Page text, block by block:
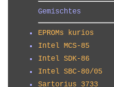
Gemischtes
EPROMs kurios
Intel MCS-85
Intel SDK-86
Intel SBC-80/05
Sartorius 3733